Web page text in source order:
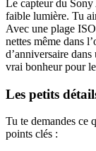
Le capteur du
faible lumière. Tu
Avec une plage
nettes même dans
d’anniversaire
vrai bonheur pour
Les petits
Tu te demandes ce
points clés :